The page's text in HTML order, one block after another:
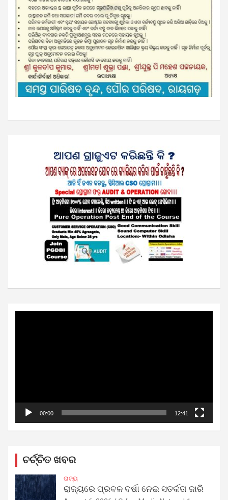
00:00 12:41
ଚର୍ଚ୍ଚିତ ଖବର
ରାଜ୍ୟ
ରାଜ୍ୟରେ ପ୍ରବଳ ବର୍ଷା ନେଇ ସତର୍କତା ଜାରି